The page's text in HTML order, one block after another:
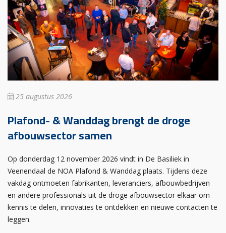
25 augustus 2026
Plafond- & Wanddag brengt de droge
afbouwsector samen
Op donderdag 12 november 2026 vindt in De Basiliek in
Veenendaal de NOA Plafond & Wanddag plaats. Tijdens deze
vakdag ontmoeten fabrikanten, leveranciers, afbouwbedrijven
en andere professionals uit de droge afbouwsector elkaar om
kennis te delen, innovaties te ontdekken en nieuwe contacten te
leggen.